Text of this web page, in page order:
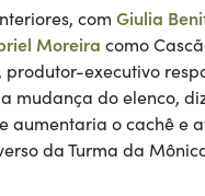
com Giulia
Moreira como
, produtor-executivo
mudança do elenco,
aumentaria o cachê e
da Turma da